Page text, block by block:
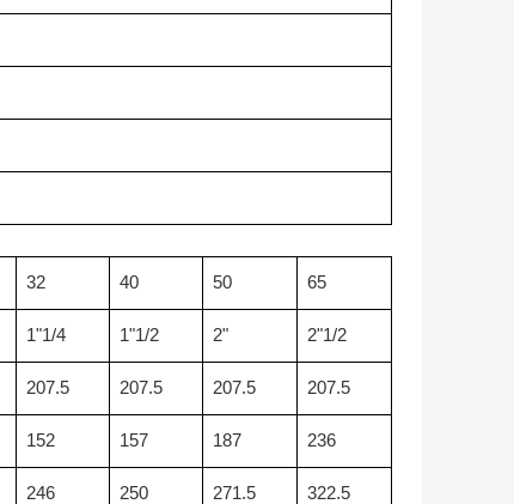
32 40 50 65
1"1/4 1"1/2 2" 2"1/2
207.5 207.5 207.5 207.5
152 157 187 236
246 250 271.5 322.5